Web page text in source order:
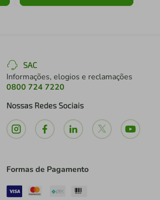
SAC
Informações, elogios e reclamações
0800 724 7220
Nossas Redes Sociais
Formas de Pagamento